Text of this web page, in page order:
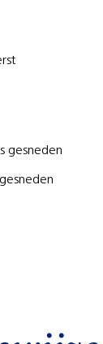
gesneden